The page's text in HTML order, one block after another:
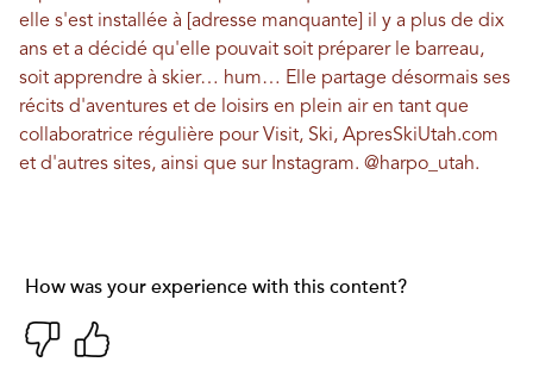
elle s'est installée à [adresse manquante] il y a plus de dix
ans et a décidé qu'elle pouvait soit préparer le barreau,
soit apprendre à skier… hum… Elle partage désormais ses
récits d'aventures et de loisirs en plein air en tant que
collaboratrice régulière pour Visit, Ski, ApresSkiUtah.com
et d'autres sites, ainsi que sur Instagram. @harpo_utah.